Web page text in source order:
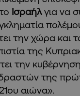
Ισραήλγια να
την χώρα και
της
την
της
αιώνα».